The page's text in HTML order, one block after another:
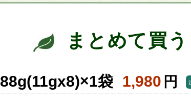
まとめて買
88g(11gx8)×1袋 1,980円